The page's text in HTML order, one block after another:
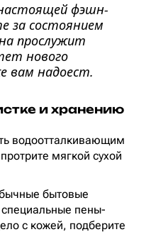
фэшн-
за состоянием
прослужит
нового
вам надоест.
и хранению
водоотталкивающим
мягкой сухой
бытовые
пены-
с кожей, подберите